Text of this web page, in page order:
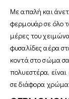
Με απαλή και
φερμουάρ σε όλο
μέρες του
φυσαλίδες αέρα
κοντά στο σώμα
πολυεστέρα,
σε διάφορα